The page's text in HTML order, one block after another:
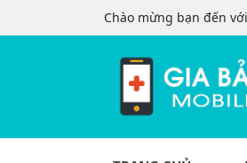
Chào mừng bạn đến